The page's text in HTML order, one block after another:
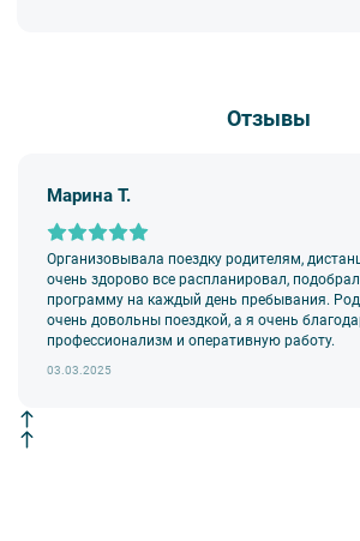
Отзывы
Марина Т.
Организовывала поездку родителям,
очень здорово все распланировал,
программу на каждый день пребывания.
очень довольны поездкой, а я очень
профессионализм и оперативную работу.
03.03.2025